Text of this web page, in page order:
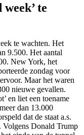
te
te wachten. Het
9.500. Het aantal
New York, het
zondag voor
Maar het waren
nieuwe gevallen.
en liet een toename
dan 13.000
dat de staat a.s.
Volgens Donald Trump